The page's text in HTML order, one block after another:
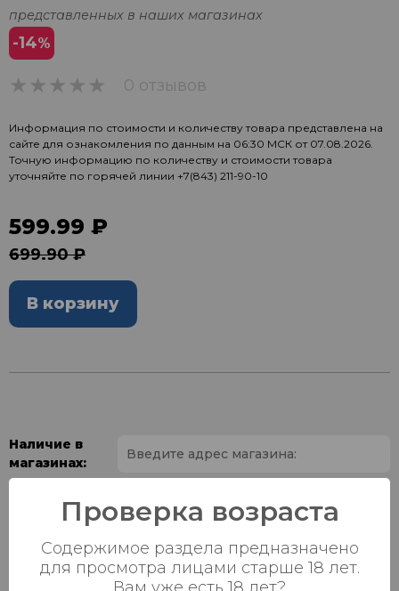
представленных в наших магазинах
-14%
0 отзывов
Информация по стоимости и количеству товара представлена на
сайте для ознакомления по данным на 06:30 МСК от 07.08.2026.
Точную информацию по количеству и стоимости товара
уточняйте по горячей линии +7(843) 211-90-10
599.99 ₽
699.90 ₽
В корзину
Наличие в
магазинах:
Ваш город:
Батыршина 20Б
Пн-Вс с 08:00 до
23:00
0 шт.
Проверка возраста
Содержимое раздела предназначено
для просмотра лицами старше 18 лет.